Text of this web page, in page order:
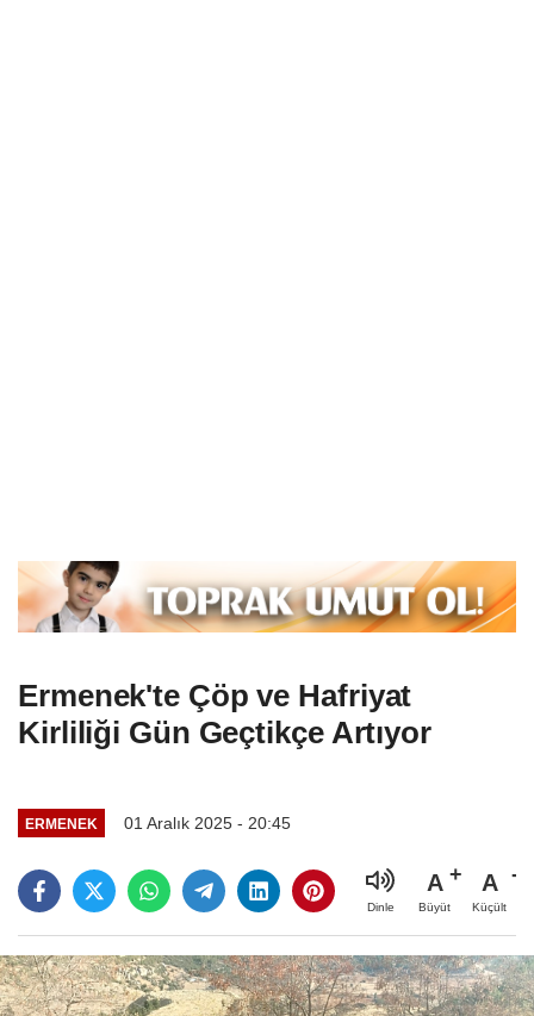
Ermenek'te Çöp ve Hafriyat
Kirliliği Gün Geçtikçe Artıyor
ERMENEK 01 Aralık 2025 - 20:45
Dinle
A
Büyüt
A
Küçült